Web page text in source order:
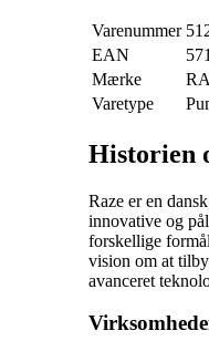
Varenummer
EAN
Mærke
Varetype
Historien
Raze er en
innovative og
forskellige
vision om at
avanceret